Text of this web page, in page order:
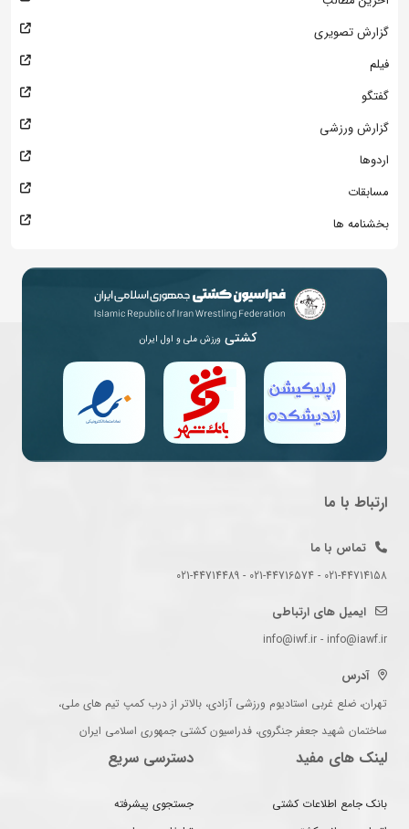
گزارش تصویری
فیلم
گفتگو
گزارش ورزشی
اردوها
مسابقات
بخشنامه ها
کشتی ورزش ملی و اول ایران
ارتباط با ما
تماس با ما
021-44714158 - 021-44716574 - 021-44714489
ایمیل های ارتباطی
info@iwf.ir - info@iawf.ir
آدرس
تهران، ضلع غربی استادیوم ورزشی آزادی، بالاتر از درب کمپ تیم های ملی،
ساختمان شهید جعفر جنگروی، فدراسیون کشتی جمهوری اسلامی ایران
لینک های مفید
بانک جامع اطلاعات کشتی
دسترسی سریع
جستجوی پیشرفته